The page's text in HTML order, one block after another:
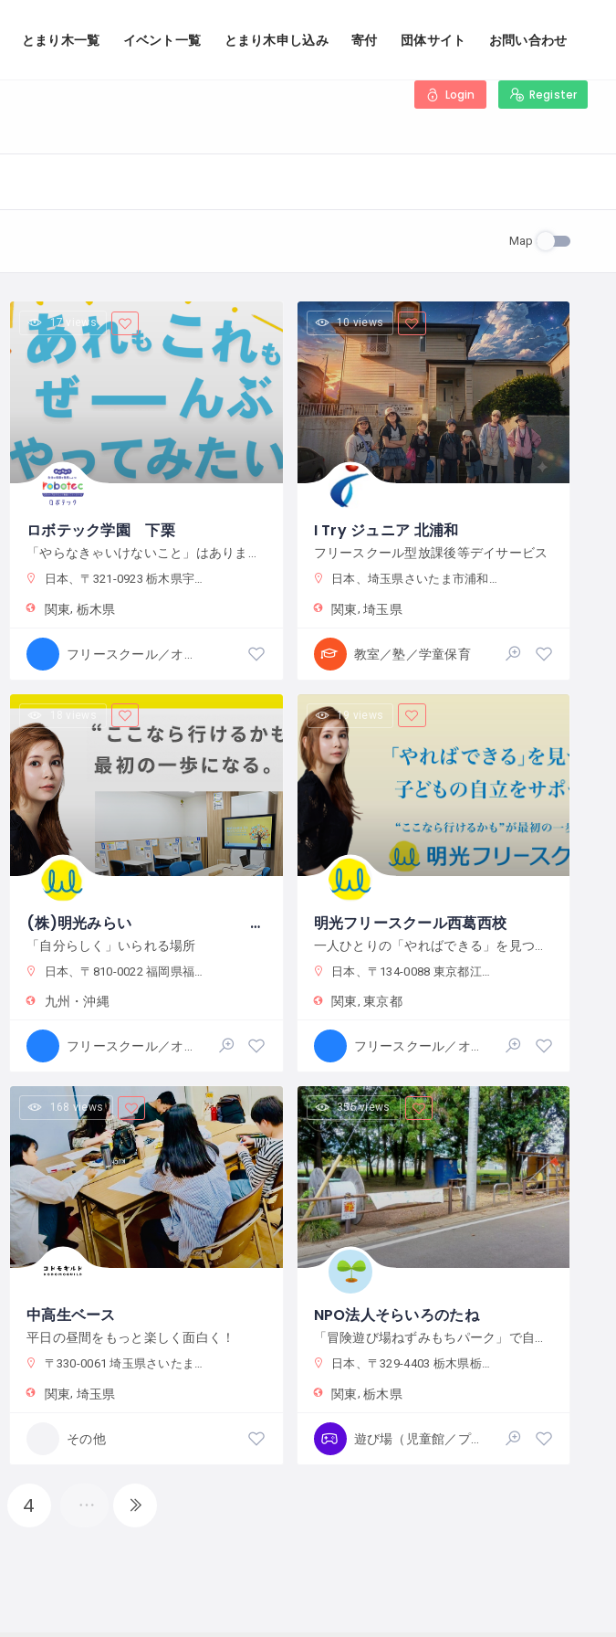
とまり木一覧 イベント一覧 とまり木申し込み 寄付 団体サイト お問い合わせ
Login Register
Map
17 views
ロボテック学園 下栗
日本、〒321-0923 栃木県宇都宮市下栗町２２９２−８ 2 階
関東 栃木県
10 views
I Try ジュニア 北浦和
フリースクール型放課後等デイサービス
日本、埼玉県さいたま市浦和区元町２−３４−１０
関東 埼玉県
教室／塾／学童保育
(株)明光みらい 明光フリースクール薬院本校
「自分らしく」いられる場所
日本、〒810-0022 福岡県福岡市中央区薬院１−１０−６ フォレスト薬院大通り
九州・沖縄
19 views
明光フリースクール西葛西校
日本、〒134-0088 東京都江戸川区西葛西６−１０−１４ 正栄ビル
関東 東京都
168 views
中高生ベース
平日の昼間をもっと楽しく面白く！
〒330-0061 埼玉県さいたま市浦和区常磐７丁目４−１ 埼玉りそな銀行さいたま研修センター
関東 埼玉県
その他
355 views
NPO法人そらいろのたね
日本、〒329-4403 栃木県栃木市大平町蔵井２００１−２
関東 栃木県
遊び場（児童館／プレーパーク）
4